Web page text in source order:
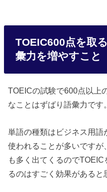
TOEIC600点を取
彙力を増やすこと
TOEICの試験で600点以上
なことはずばり語彙力です。
単語の種類はビジネス用
使われることが多いです
も多く出てくるので
るのはすごく効果があると